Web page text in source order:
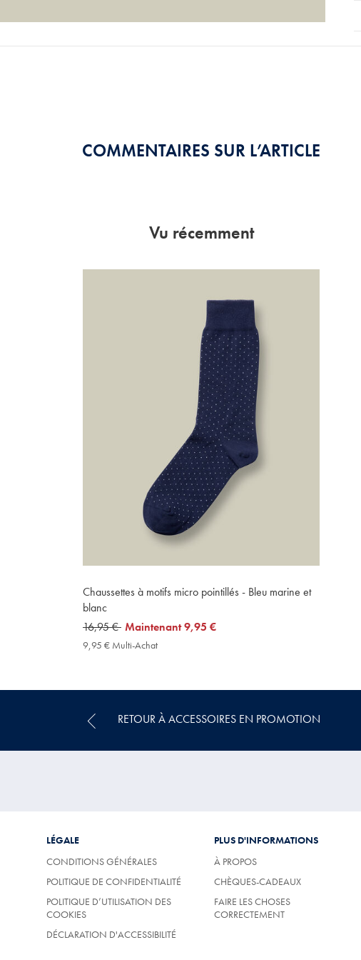
COMMENTAIRES SUR L’ARTICLE
Vu récemment
Chaussettes à motifs micro pointillés - Bleu marine et
blanc
was
16,95
16,95 € now
9,95
Maintenant9,95 €
9,95 € Multi-Achat
RETOUR À ACCESSOIRES EN PROMOTION
LÉGALE
CONDITIONS GÉNÉRALES
POLITIQUE DE CONFIDENTIALITÉ
POLITIQUE D’UTILISATION DES
COOKIES
DÉCLARATION D'ACCESSIBILITÉ
PLUS D'INFORMATIONS
À PROPOS
CHÈQUES-CADEAUX
FAIRE LES CHOSES
CORRECTEMENT